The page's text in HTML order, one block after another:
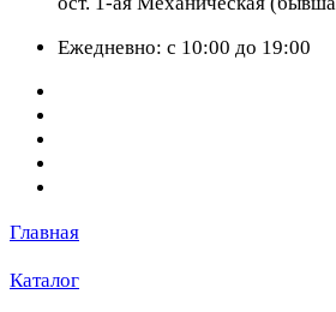
Ежедневно: с 10:00 до 19:00
Главная
Каталог